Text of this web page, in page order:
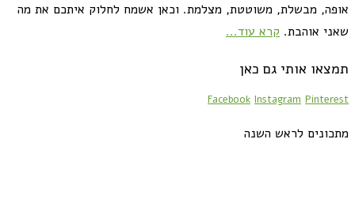
אופה, מבשלת, משוטטת, מצלמת. וכאן אשמח לחלוק איתכם את מה
שאני אוהבת. קרא עוד...
תמצאו אותי גם כאן
Facebook Instagram Pinterest
מתכונים לראש השנה